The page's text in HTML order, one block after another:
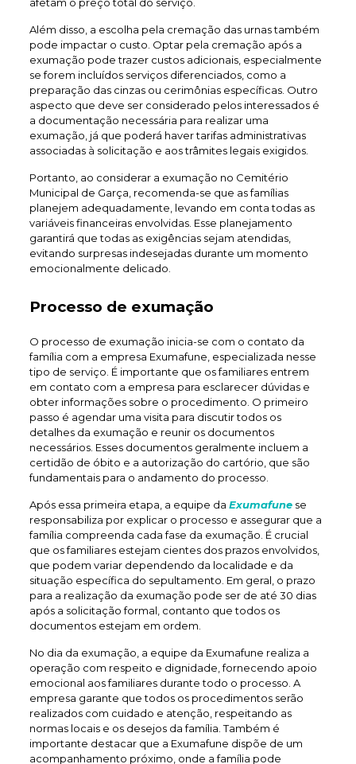
Além disso, a escolha pela cremação das urnas também
pode impactar o custo. Optar pela cremação após a
exumação pode trazer custos adicionais, especialmente
se forem incluídos serviços diferenciados, como a
preparação das cinzas ou cerimônias específicas. Outro
aspecto que deve ser considerado pelos interessados é
a documentação necessária para realizar uma
exumação, já que poderá haver tarifas administrativas
associadas à solicitação e aos trâmites legais exigidos.
Portanto, ao considerar a exumação no Cemitério
Municipal de Garça, recomenda-se que as famílias
planejem adequadamente, levando em conta todas as
variáveis financeiras envolvidas. Esse planejamento
garantirá que todas as exigências sejam atendidas,
evitando surpresas indesejadas durante um momento
emocionalmente delicado.
Processo de exumação
O processo de exumação inicia-se com o contato da
família com a empresa Exumafune, especializada nesse
tipo de serviço. É importante que os familiares entrem
em contato com a empresa para esclarecer dúvidas e
obter informações sobre o procedimento. O primeiro
passo é agendar uma visita para discutir todos os
detalhes da exumação e reunir os documentos
necessários. Esses documentos geralmente incluem a
certidão de óbito e a autorização do cartório, que são
fundamentais para o andamento do processo.
Após essa primeira etapa, a equipe da Exumafunese
responsabiliza por explicar o processo e assegurar que a
família compreenda cada fase da exumação. É crucial
que os familiares estejam cientes dos prazos envolvidos,
que podem variar dependendo da localidade e da
situação específica do sepultamento. Em geral, o prazo
para a realização da exumação pode ser de até 30 dias
após a solicitação formal, contanto que todos os
documentos estejam em ordem.
No dia da exumação, a equipe da Exumafune realiza a
operação com respeito e dignidade, fornecendo apoio
emocional aos familiares durante todo o processo. A
empresa garante que todos os procedimentos serão
realizados com cuidado e atenção, respeitando as
normas locais e os desejos da família. Também é
importante destacar que a Exumafune dispõe de um
acompanhamento próximo, onde a família pode